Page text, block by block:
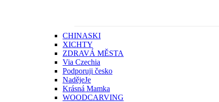
CHINASKI
XICHTY
ZDRAVÁ MĚSTA
Via Czechia
Podporuji česko
NadějeJe
Krásná Mamka
WOODCARVING